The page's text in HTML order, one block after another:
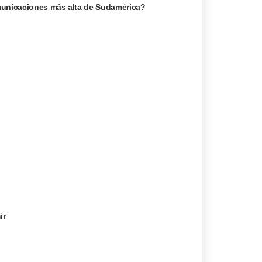
más alta de Sudamérica?